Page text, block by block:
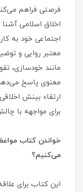
فرصتی فراهم
اخلاق اسلامی
اجتماعی خود به
معتبر روایی و
مانند خودسازی،
معنوی پاسخ
ارتقاء بینش
برای مواجهه با
خواندن کتاب
می‌کنیم؟
این کتاب برای